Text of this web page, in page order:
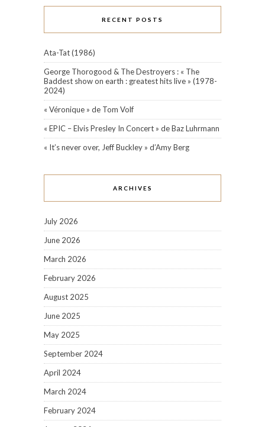
RECENT POSTS
Ata-Tat (1986)
George Thorogood & The Destroyers : « The
Baddest show on earth : greatest hits live » (1978-
2024)
« Véronique » de Tom Volf
« EPIC – Elvis Presley In Concert » de Baz Luhrmann
« It’s never over, Jeff Buckley » d’Amy Berg
ARCHIVES
July 2026
June 2026
March 2026
February 2026
August 2025
June 2025
May 2025
September 2024
April 2024
March 2024
February 2024